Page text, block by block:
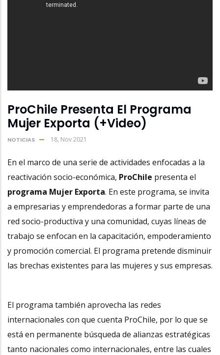
ProChile Presenta El Programa
Mujer Exporta (+Video)
NOTICIAS 18, Nov 2021
En el marco de una serie de actividades enfocadas a la
reactivación socio-económica, ProChile presenta el
programa Mujer Exporta. En este programa, se invita
a empresarias y emprendedoras a formar parte de una
red socio-productiva y una comunidad, cuyas líneas de
trabajo se enfocan en la capacitación, empoderamiento
y promoción comercial. El programa pretende disminuir
las brechas existentes para las mujeres y sus empresas.
El programa también aprovecha las redes
internacionales con que cuenta ProChile, por lo que se
está en permanente búsqueda de alianzas estratégicas
tanto nacionales como internacionales, entre las cuales